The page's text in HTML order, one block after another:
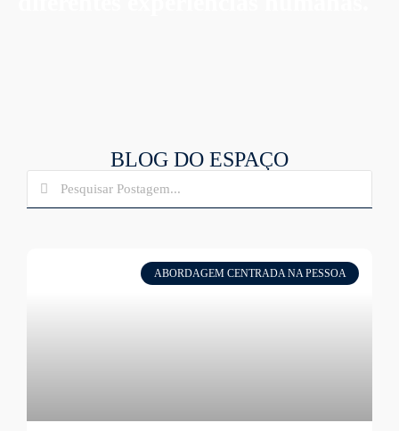
BLOG DO ESPAÇO
ABORDAGEM CENTRADA NA PESSOA